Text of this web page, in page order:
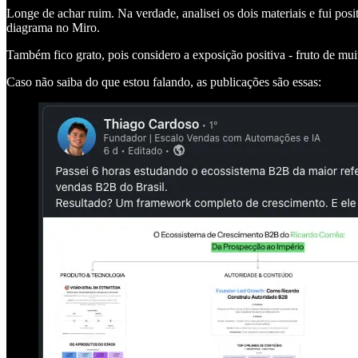
Longe de achar ruim. Na verdade, analisei os dois materiais e fui
diagrama no Miro.
Também fico grato, pois considero a exposição positiva - fruto de
Caso não saiba do que estou falando, as publicações são essas: